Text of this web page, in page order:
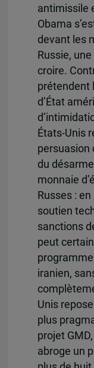
antimissile
Obama
devant les
Russie,
croire.
prétendent
d’État
États-Unis
persuasion
du
monnaie
Russes :
soutien
sanctions
peut
iranien,
Unis
plus
projet
abroge un